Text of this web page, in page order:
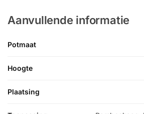
Aanvullende informatie
Potmaat
Hoogte
Plaatsing